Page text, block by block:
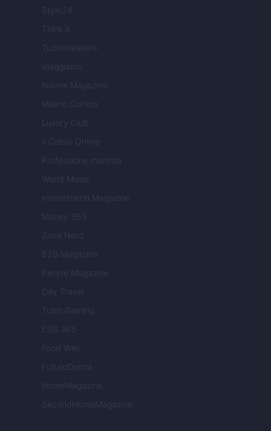
Style24
Think.it
Tuobenessere
Viaggiamo
Nonne Magazine
Milano Cortina
Luxury Club
Il Calcio Online
Professione mamma
World Music
Investimenti Magazine
Money 365
Zona Nerd
B2B Magazine
People Magazine
Day Travel
Tutto Gaming
ESG 365
Food Wiki
FuturoDonna
HomeMagazine
SecondHomeMagazine